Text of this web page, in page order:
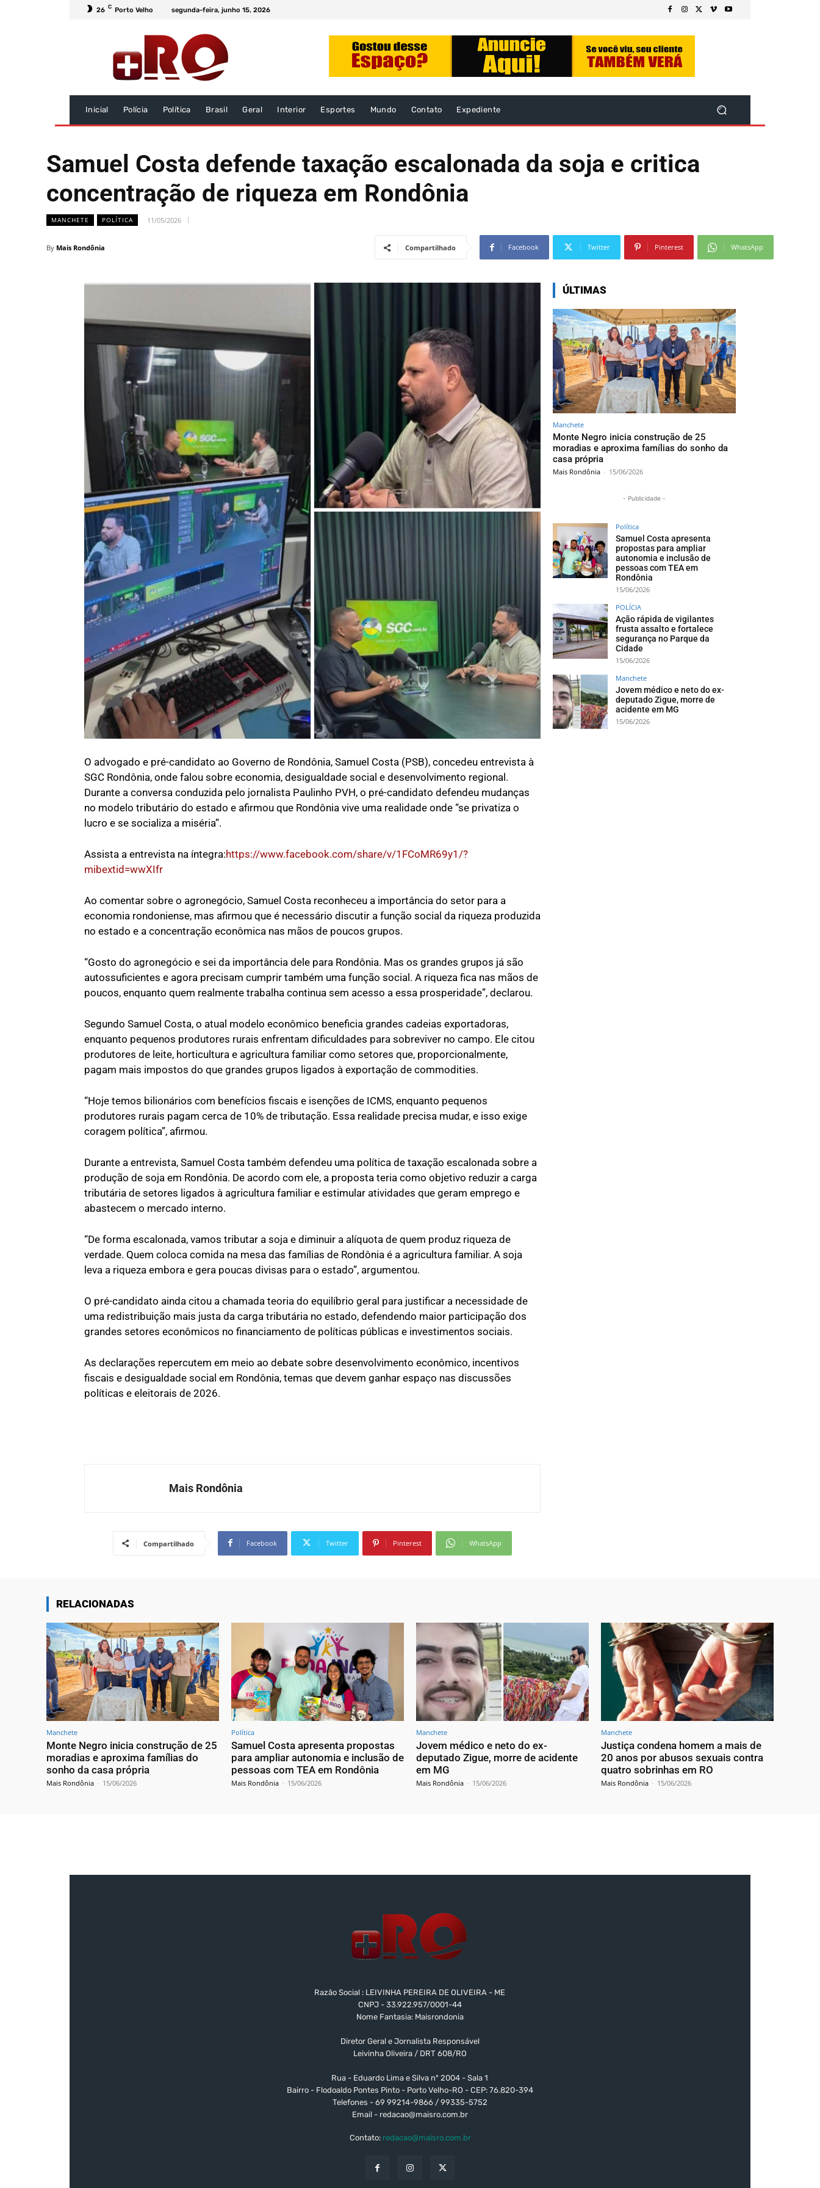
26 C Porto Velho segunda-feira, junho 15, 2026
Inicial Polícia Política Brasil Geral Interior Esportes Mundo Contato Expediente
Samuel Costa defende taxação escalonada da soja e critica
concentração de riqueza em Rondônia
MANCHETE POLÍTICA 11/05/2026
By Mais Rondônia Compartilhado Facebook Twitter Pinterest WhatsApp
O advogado e pré-candidato ao Governo de Rondônia, Samuel Costa (PSB), concedeu entrevista à
SGC Rondônia, onde falou sobre economia, desigualdade social e desenvolvimento regional.
Durante a conversa conduzida pelo jornalista Paulinho PVH, o pré-candidato defendeu mudanças
no modelo tributário do estado e afirmou que Rondônia vive uma realidade onde “se privatiza o
lucro e se socializa a miséria”.
Assista a entrevista na íntegra:https://www.facebook.com/share/v/1FCoMR69y1/?
mibextid=wwXIfr
Ao comentar sobre o agronegócio, Samuel Costa reconheceu a importância do setor para a
economia rondoniense, mas afirmou que é necessário discutir a função social da riqueza produzida
no estado e a concentração econômica nas mãos de poucos grupos.
“Gosto do agronegócio e sei da importância dele para Rondônia. Mas os grandes grupos já são
autossuficientes e agora precisam cumprir também uma função social. A riqueza fica nas mãos de
poucos, enquanto quem realmente trabalha continua sem acesso a essa prosperidade”, declarou.
Segundo Samuel Costa, o atual modelo econômico beneficia grandes cadeias exportadoras,
enquanto pequenos produtores rurais enfrentam dificuldades para sobreviver no campo. Ele citou
produtores de leite, horticultura e agricultura familiar como setores que, proporcionalmente,
pagam mais impostos do que grandes grupos ligados à exportação de commodities.
“Hoje temos bilionários com benefícios fiscais e isenções de ICMS, enquanto pequenos
produtores rurais pagam cerca de 10% de tributação. Essa realidade precisa mudar, e isso exige
coragem política”, afirmou.
Durante a entrevista, Samuel Costa também defendeu uma política de taxação escalonada sobre a
produção de soja em Rondônia. De acordo com ele, a proposta teria como objetivo reduzir a carga
tributária de setores ligados à agricultura familiar e estimular atividades que geram emprego e
abastecem o mercado interno.
“De forma escalonada, vamos tributar a soja e diminuir a alíquota de quem produz riqueza de
verdade. Quem coloca comida na mesa das famílias de Rondônia é a agricultura familiar. A soja
leva a riqueza embora e gera poucas divisas para o estado”, argumentou.
O pré-candidato ainda citou a chamada teoria do equilíbrio geral para justificar a necessidade de
uma redistribuição mais justa da carga tributária no estado, defendendo maior participação dos
grandes setores econômicos no financiamento de políticas públicas e investimentos sociais.
As declarações repercutem em meio ao debate sobre desenvolvimento econômico, incentivos
fiscais e desigualdade social em Rondônia, temas que devem ganhar espaço nas discussões
políticas e eleitorais de 2026.
Mais Rondônia
Compartilhado Facebook Twitter Pinterest WhatsApp
ÚLTIMAS
Manchete
Monte Negro inicia construção de 25
moradias e aproxima famílias do sonho da
casa própria
Mais Rondônia - 15/06/2026
- Publicidade -
Política
Samuel Costa apresenta
propostas para ampliar
autonomia e inclusão de
pessoas com TEA em
Rondônia
15/06/2026
POLÍCIA
Ação rápida de vigilantes
frusta assalto e fortalece
segurança no Parque da
Cidade
15/06/2026
Manchete
Jovem médico e neto do ex-
deputado Zigue, morre de
acidente em MG
15/06/2026
RELACIONADAS
Manchete
Monte Negro inicia construção de 25
moradias e aproxima famílias do
sonho da casa própria
Mais Rondônia - 15/06/2026
Política
Samuel Costa apresenta propostas
para ampliar autonomia e inclusão de
pessoas com TEA em Rondônia
Mais Rondônia - 15/06/2026
Manchete
Jovem médico e neto do ex-
deputado Zigue, morre de acidente
em MG
Mais Rondônia - 15/06/2026
Manchete
Justiça condena homem a mais de
20 anos por abusos sexuais contra
quatro sobrinhas em RO
Mais Rondônia - 15/06/2026
Razão Social : LEIVINHA PEREIRA DE OLIVEIRA - ME
CNPJ - 33.922.957/0001-44
Nome Fantasia: Maisrondonia
Diretor Geral e Jornalista Responsável
Leivinha Oliveira / DRT 608/RO
Rua - Eduardo Lima e Silva nº 2004 - Sala 1
Bairro - Flodoaldo Pontes Pinto - Porto Velho-RO - CEP: 76.820-394
Telefones - 69 99214-9866 / 99335-5752
Email - redacao@maisro.com.br
Contato: redacao@maisro.com.br